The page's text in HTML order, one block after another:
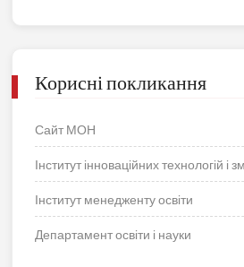
Корисні покликання
Сайт МОН
Інститут інноваційних технологій і
Інститут менедженту освіти
Департамент освіти і науки